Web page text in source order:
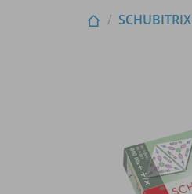
SCHUBITRIX